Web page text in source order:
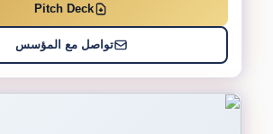
Pitch Deck
تواصل مع المؤسس